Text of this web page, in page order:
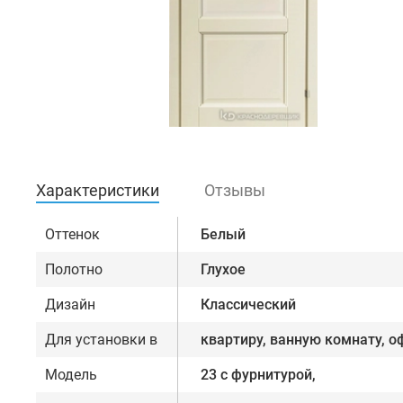
Характеристики Отзывы
Оттенок Белый
Полотно Глухое
Дизайн Классический
Для установки в квартиру, ванную комнату,
Модель 23 с фурнитурой,